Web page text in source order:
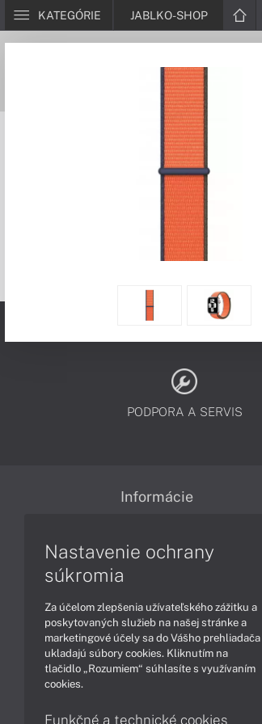
KATEGÓRIE JABLKO-SHOP
PODPORA A SERVIS
Informácie
Reklamačné podmienky
Ochrana osobných údajov
Vrátenie tovaru
Vyhlásenie o prístupnosti
Cookies
Nastavenie ochrany
súkromia
Za účelom zlepšenia užívateľského zážitku a
poskytovaných služieb na našej stránke a
marketingové účely sa do Vášho prehliadača
ukladajú súbory cookies. Kliknutím na
tlačidlo „Rozumiem“ súhlasíte s využívaním
cookies.
Funkčné a technické cookies